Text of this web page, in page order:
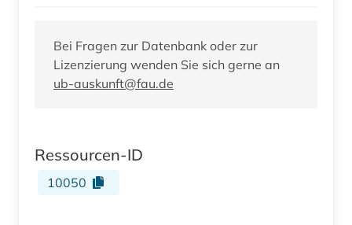
Bei Fragen zur Datenbank oder zur
Lizenzierung wenden Sie sich gerne an
ub-auskunft@fau.de
Ressourcen-ID
10050